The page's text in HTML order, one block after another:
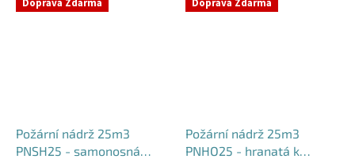
Doprava Zdarma
Požární nádrž 25m3
PNSH25 - samonosná
Doprava Zdarma
Požární nádrž 25m3
PNHO25 - hranatá k